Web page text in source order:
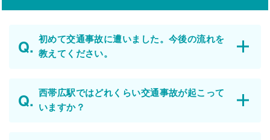
初めて交通事故に遭いました。今後の流れを
教えてください。
西帯広駅ではどれくらい交通事故が起こって
いますか？